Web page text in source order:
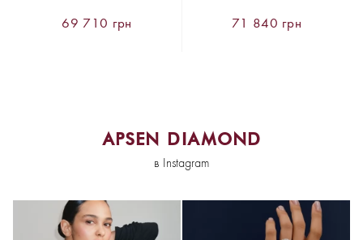
69 710 грн 71 840 грн
APSEN DIAMOND
в Instagram